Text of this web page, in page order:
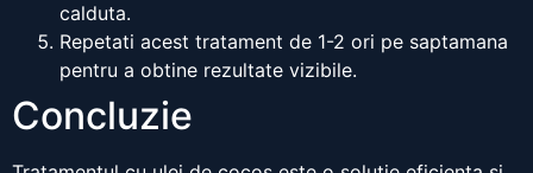
calduta.
Repetati acest tratament de 1-2 ori pe saptamana
pentru a obtine rezultate vizibile.
Concluzie